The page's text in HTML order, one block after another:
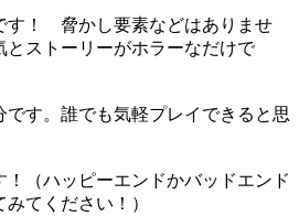
！ 脅かし要素などはありませ
ストーリーがホラーなだけで
す。誰でも気軽プレイできると思
（ハッピーエンドかバッドエンド
てください！）